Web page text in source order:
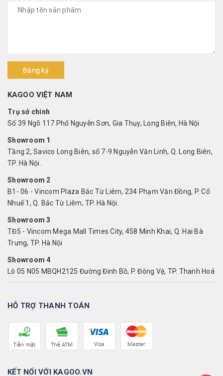
Đăng ký
KAGOO VIỆT NAM
Trụ sở chính
Số 39 Ngõ 117 Phố Nguyễn Sơn, Gia Thụy, Long Biên, Hà Nội
Showroom 1
Tầng 2, Savico Long Biên, số 7-9 Nguyễn Văn Linh, Q. Long Biên,
TP. Hà Nội.
Showroom 2
B1- 06 - Vincom Plaza Bắc Từ Liêm, 234 Phạm Văn Đồng, P. Cổ
Nhuế 1, Q. Bắc Từ Liêm, TP. Hà Nội.
Showroom 3
TĐ5 - Vincom Mega Mall Times City, 458 Minh Khai, Q. Hai Bà
Trưng, TP. Hà Nội
Showroom 4
Lô 05 N05 MBQH2125 Đường Đinh Bồ, P. Đông Vệ, TP. Thanh Hoá
HỖ TRỢ THANH TOÁN
KẾT NỐI VỚI KAGOO.VN